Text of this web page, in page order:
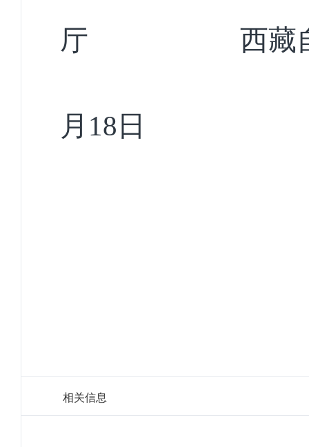
厅 西藏自治
月18日
相关信息